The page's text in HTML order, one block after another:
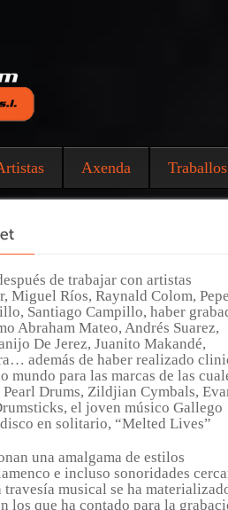
Axenda
de trabajar con artistas
Miguel Ríos, Raynald Colom,
Santiago Campillo, haber
Abraham Mateo, Andrés Suarez,
De Jerez, Juanito Makandé,
además de haber realizado
mundo para las marcas de las
Pearl Drums, Zildjian Cymbals,
, el joven músico Gallego
en solitario, “Melted Lives”
una amalgama de estilos
e incluso sonoridades
travesía musical se ha
los que ha contado para la